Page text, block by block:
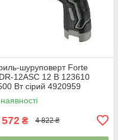
шуруповерт Forte
12ASС 12 В 123610
Вт сірий 4920959
₴ 4 822 ₴